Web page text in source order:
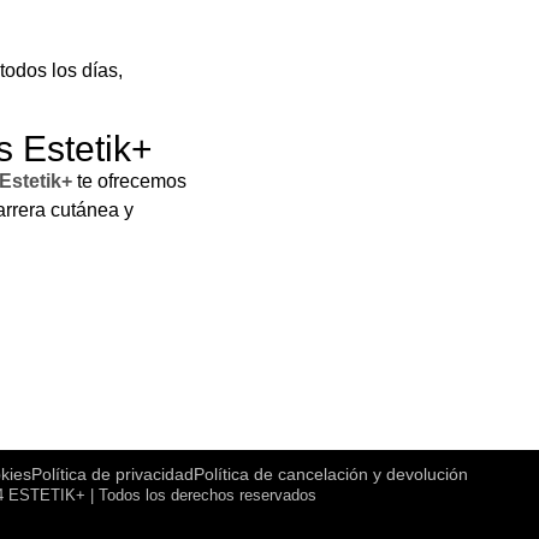
los días,
Estetik+
te ofrecemos
cutánea y
Política de privacidadPolítica de cancelación y devolución
ESTETIK+ | Todos los derechos reservados